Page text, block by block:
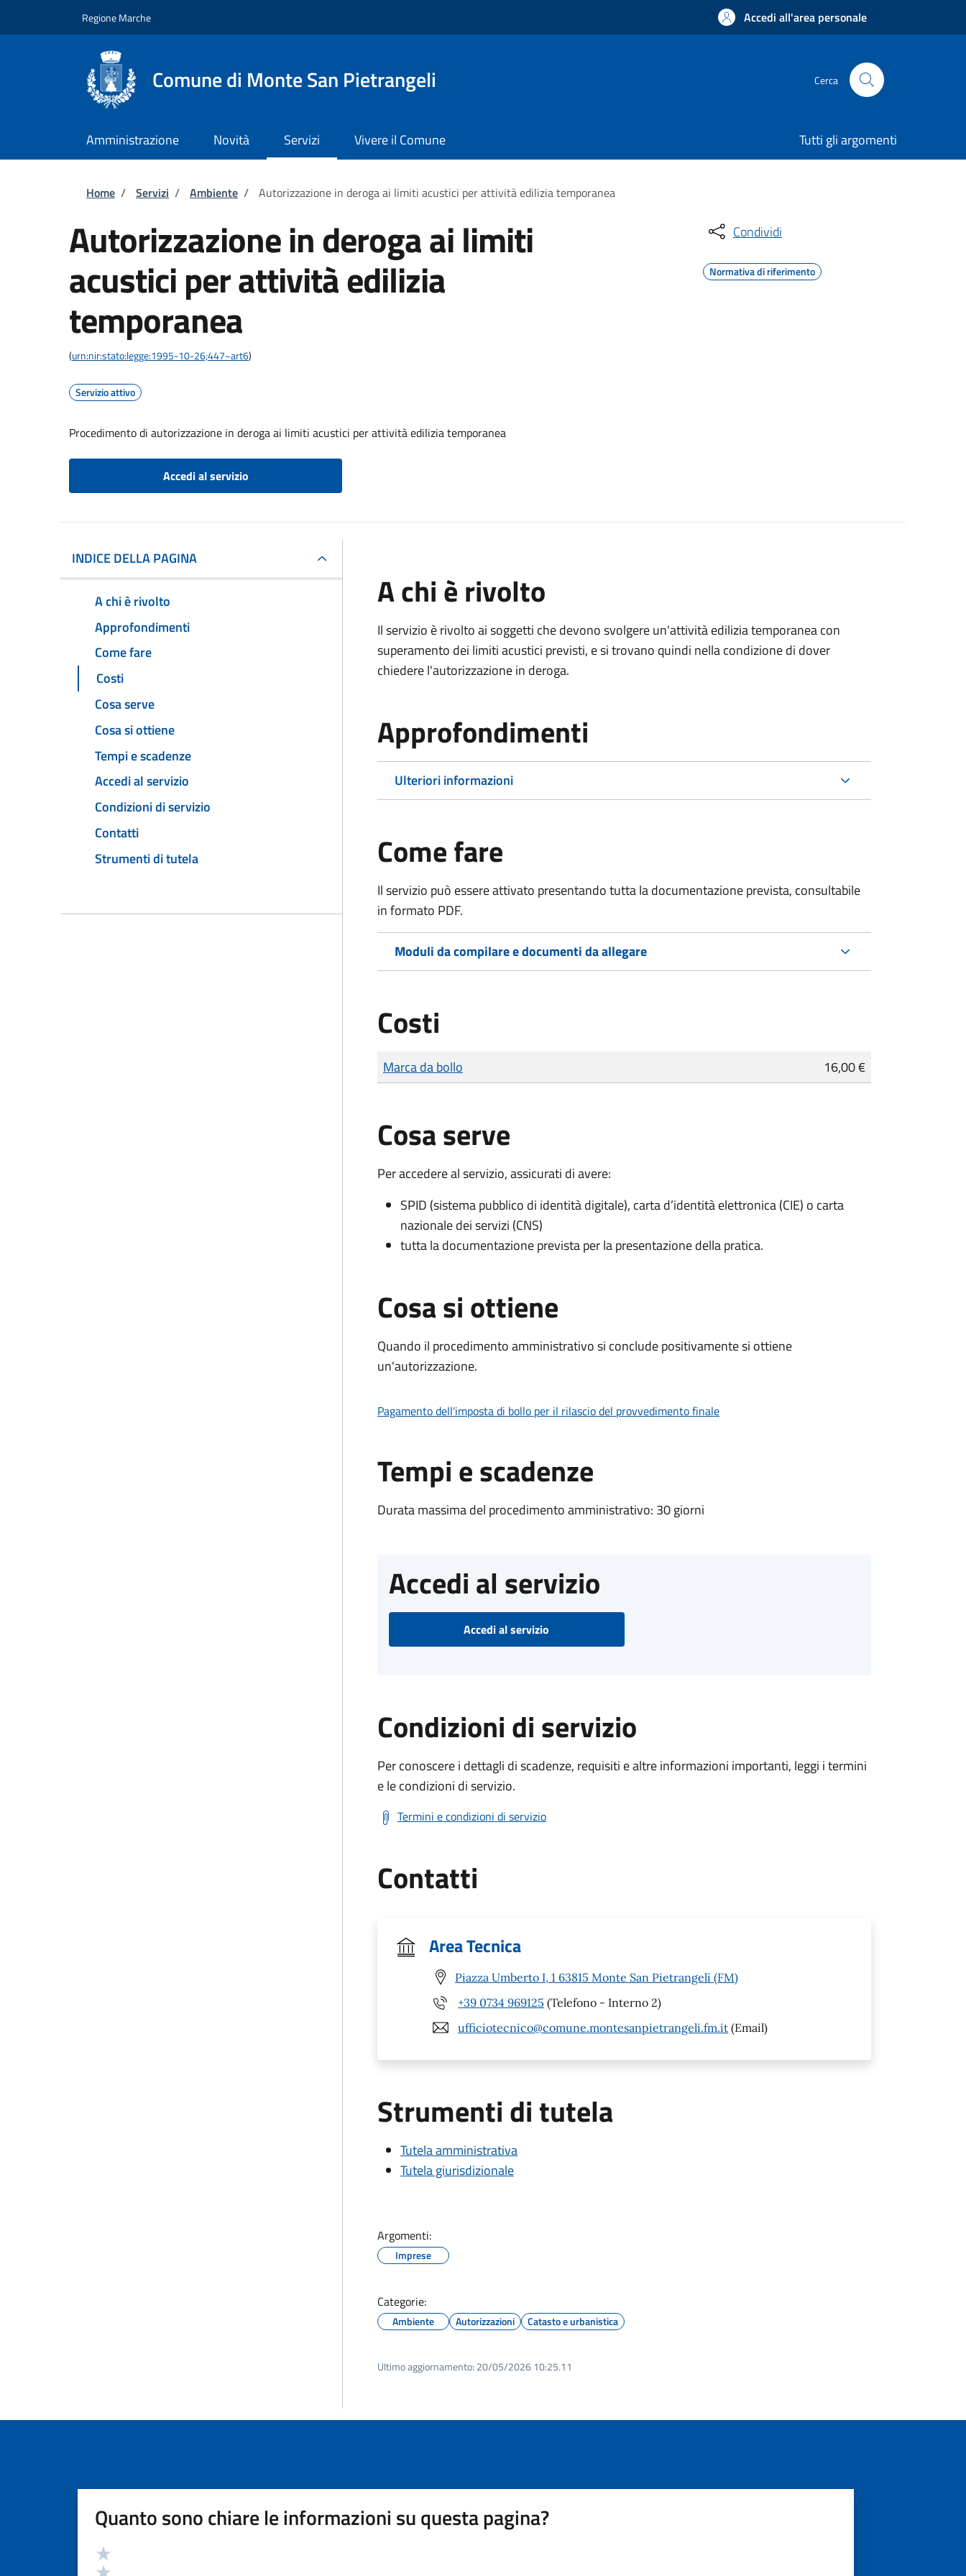
Regione Marche Accedi all'area personale
Comune di Monte San Pietrangeli Cerca
Amministrazione Novità Servizi Vivere il Comune Tutti gli argomenti
Briciole di pane
Home / Servizi / Ambiente / Autorizzazione in deroga ai limiti acustici per attività edilizia temporanea
Autorizzazione in deroga ai limiti
acustici per attività edilizia
temporanea
(urn:nir:stato:legge:1995-10-26;447~art6)
Servizio attivo
Procedimento di autorizzazione in deroga ai limiti acustici per attività edilizia temporanea
Accedi al servizio
Condividi
Normativa di riferimento
INDICE DELLA PAGINA
A chi è rivolto
Approfondimenti
Come fare
Costi
Cosa serve
Cosa si ottiene
Tempi e scadenze
Accedi al servizio
Condizioni di servizio
Contatti
Strumenti di tutela
A chi è rivolto
Il servizio è rivolto ai soggetti che devono svolgere un'attività edilizia temporanea con
superamento dei limiti acustici previsti, e si trovano quindi nella condizione di dover
chiedere l'autorizzazione in deroga.
Approfondimenti
Ulteriori informazioni
Come fare
Il servizio può essere attivato presentando tutta la documentazione prevista, consultabile
in formato PDF.
Moduli da compilare e documenti da allegare
Costi
Tipo di pagamento
Importo
Marca da bollo 16,00 €
Cosa serve
Per accedere al servizio, assicurati di avere:
SPID (sistema pubblico di identità digitale), carta d’identità elettronica (CIE) o carta
nazionale dei servizi (CNS)
tutta la documentazione prevista per la presentazione della pratica.
Cosa si ottiene
Quando il procedimento amministrativo si conclude positivamente si ottiene
un'autorizzazione.
Pagamento dell'imposta di bollo per il rilascio del provvedimento finale
Tempi e scadenze
Durata massima del procedimento amministrativo: 30 giorni
Accedi al servizio
Accedi al servizio
Condizioni di servizio
Per conoscere i dettagli di scadenze, requisiti e altre informazioni importanti, leggi i termini
e le condizioni di servizio.
Termini e condizioni di servizio
Contatti
Area Tecnica
Piazza Umberto I, 1 63815 Monte San Pietrangeli (FM)
+39 0734 969125 (Telefono - Interno 2)
ufficiotecnico@comune.montesanpietrangeli.fm.it (Email)
Strumenti di tutela
Tutela amministrativa
Tutela giurisdizionale
Argomenti:
Imprese
Categorie:
Ambiente Autorizzazioni Catasto e urbanistica
Ultimo aggiornamento: 20/05/2026 10:25.11
Quanto sono chiare le informazioni su questa pagina?
Valutazione